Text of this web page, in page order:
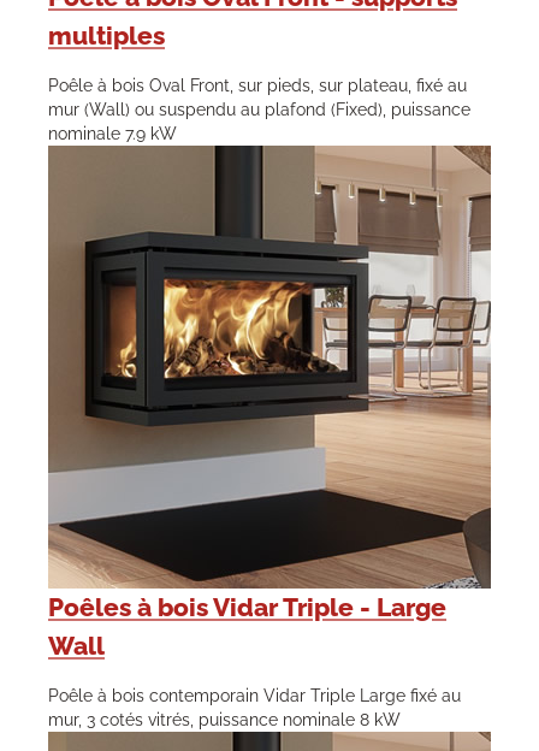
multiples
Poêle à bois Oval Front, sur pieds, sur plateau, fixé au
mur (Wall) ou suspendu au plafond (Fixed), puissance
nominale 7.9 kW
Poêles à bois Vidar Triple - Large
Wall
Poêle à bois contemporain Vidar Triple Large fixé au
mur, 3 cotés vitrés, puissance nominale 8 kW